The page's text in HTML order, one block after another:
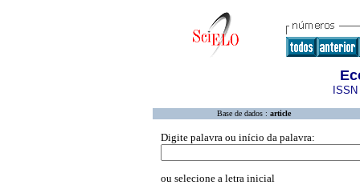
Base de dados : article
Digite palavra ou início da palavra:
ou selecione a letra inicial